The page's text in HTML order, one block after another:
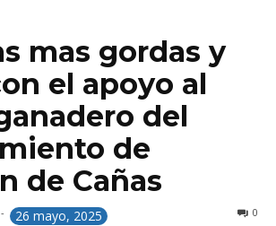
mas gordas y
el apoyo al
del
de
de Cañas
- 26 mayo, 2025 0